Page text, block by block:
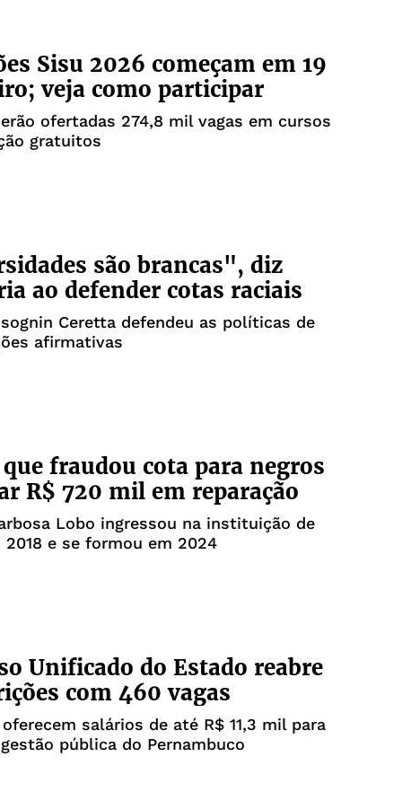
Sisu 2026 começam em 19
veja como participar
ofertadas 274,8 mil vagas em cursos
gratuitos
são brancas", diz
ao defender cotas raciais
Ceretta defendeu as políticas de
afirmativas
fraudou cota para negros
R$ 720 mil em reparação
Lobo ingressou na instituição de
2018 e se formou em 2024
Unificado do Estado reabre
com 460 vagas
salários de até R$ 11,3 mil para
pública do Pernambuco